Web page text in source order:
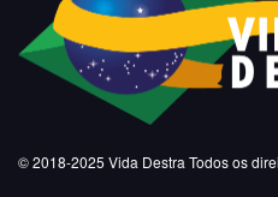
© 2018-2025 Vida DestraTodos os